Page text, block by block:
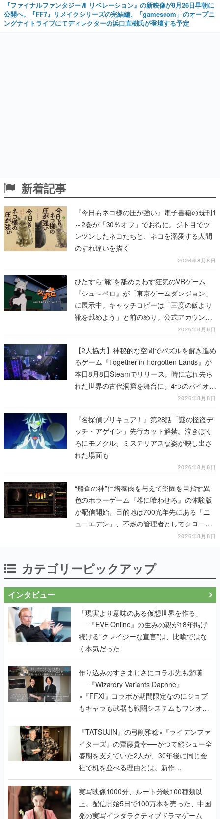
『ファイナルファンタジーⅦ リベレーション』の新映像が8月26日早朝に
公開へ。『FF7』リメイクシリーズの完結編、「gamescom」のオープニ
ングナイトライブにてディレクターの浜口直樹氏が登壇する予定
新着記事
『今日もネコ様の圧が強い』電子書籍の既刊1
～2巻が「30％オフ」でお得に。ジト目でツ
ンツンしたネコたちと、ネコを溺愛する人間
のすれ違いを描く
2026年8月8日
ひたすら“靴”を舐めまわす狂気のVRゲーム
『シュ～ペロ』が「東京ゲームダンジョン」
に展示中。キャッチコピーは「三度の飯より
靴を舐めよう」と前のめり。公式アカウント
も開設され、2026年リリースに向けて開発中
2026年8月8日
【2人協力】神秘的な空間でパズルを解き進め
るゲーム『Together in Forgotten Lands』が
本日8月8日Steamでリリース。時に忘れ去ら
れた世界の古代洞窟を舞台に、4つのバイオー
2026年8月8日
『名探偵プリキュア！』第28話「謎の怪盗デ
ッチ・アゲイン」先行カット解禁。泣きぼく
ろにモノクル、ミステリアスな姿が映し出さ
れた場面も
2026年8月8日
“船倉の神”に培養肉を与えて楽園を目指す異
色のホラーゲーム『器に喰わせろ』の体験版
が配信開始。目的地は700光年先にある「ニ
ューエデン」、不燃の管理者としてクローン
人間を増やし、加工して神に捧げる2026年8月8日
カテゴリーピックアップ
インタビュー
「現実より意味のある仮想世界を作る」
──『EVE Online』の生みの親が18年掲げ
続ける”クレイジーな宣言”は、比喩ではな
く本気だった
作り込みのすさまじさにコラボ先も驚嘆
──『Wizardry Variants Daphne』
×『FFXI』コラボが期間限定なのにジョブ
もキャラも武器も戦闘システムもワンオフ
で作り込まれた理由を両ディレクターに聞
く
『TATSUJIN』の弓削雅稔×『ライデンファ
イターズ』の齋藤貴幸──かつて縦シュー全
盛期を支えていた2人が、30年後に同じ会
社で机を並べる理由とは。新作
『TATSUJIN EXTREME』で初タッグを組
んだレジェンド2人に訊く開発秘話
実写映像1000分、ルート分岐100種類以
上。配信開始5日で100万本を売った、中国
発の実写インタラクティブドラマゲーム